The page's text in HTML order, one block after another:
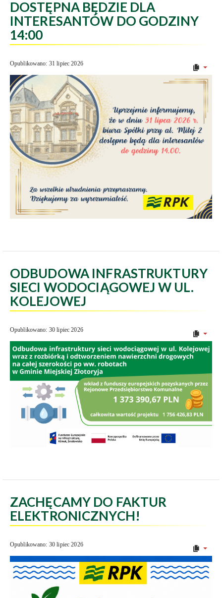
DOSTĘPNA BĘDZIE DLA
INTERESANTÓW DO GODZINY
14:00
Opublikowano: 31 lipiec 2026
ODBUDOWA INFRASTRUKTURY
SIECI WODOCIĄGOWEJ W UL.
KOLEJOWEJ
Opublikowano: 30 lipiec 2026
ZACHĘCAMY DO FAKTUR
ELEKTRONICZNYCH!
Opublikowano: 30 lipiec 2026